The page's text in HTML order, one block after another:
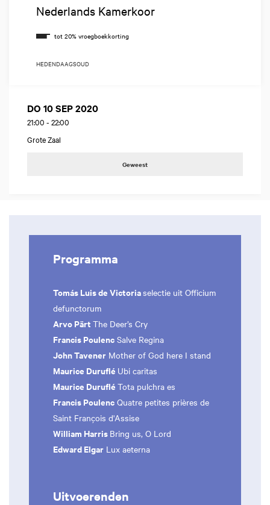
Nederlands Kamerkoor
HEDENDAAGSOUD
DO 10 SEP 2020
21:00 - 22:00
Grote Zaal
Geweest
Programma
Tomás Luis de Victoriaselectie uit Officium
defunctorum
Arvo Pärt The Deer’s Cry
Francis Poulenc Salve Regina
John Tavener Mother of God here I stand
Maurice Duruflé Ubi caritas
Maurice Duruflé Tota pulchra es
Francis Poulenc Quatre petites prières de
Saint François d'Assise
William Harris Bring us, O Lord
Edward Elgar Lux aeterna
Uitvoerenden